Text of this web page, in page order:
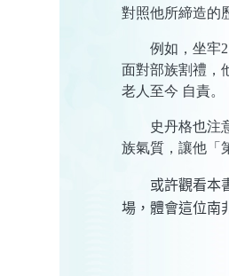
對照他所締造的
例如，坐牢27
面對部族割禮，
老人至今 自責。
史丹格也注意
族氣質，讓他「
或許觀看本
場，體會這位南